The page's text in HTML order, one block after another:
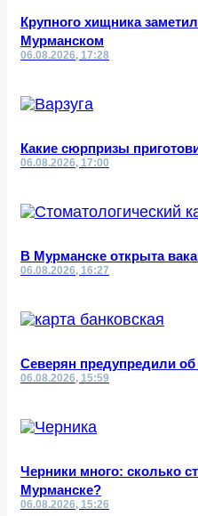
Крупного хищника
Мурманском
06.08.2026, 17:28
Какие сюрпризы
06.08.2026, 17:00
В Мурманске открыта
06.08.2026, 16:27
Северян предупредили
06.08.2026, 15:59
Черники много: сколько
Мурманске?
06.08.2026, 15:26